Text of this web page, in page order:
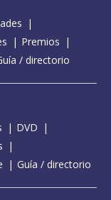
Premios
/ directorio
DVD
Guía / directorio